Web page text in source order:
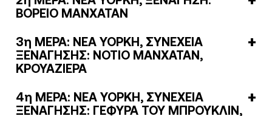
ΒΟΡΕΙΟ ΜΑΝΧΑΤΑΝ
3η ΜΕΡΑ: ΝΕΑ ΥΟΡΚΗ, ΣΥΝΕΧΕΙΑ
ΞΕΝΑΓΗΣΗΣ: ΝΟΤΙΟ ΜΑΝΧΑΤΑΝ,
ΚΡΟΥΑΖΙΕΡΑ
4η ΜΕΡΑ: ΝΕΑ ΥΟΡΚΗ, ΣΥΝΕΧΕΙΑ
ΞΕΝΑΓΗΣΗΣ: ΓΕΦΥΡΑ ΤΟΥ ΜΠΡΟΥΚΛΙΝ,